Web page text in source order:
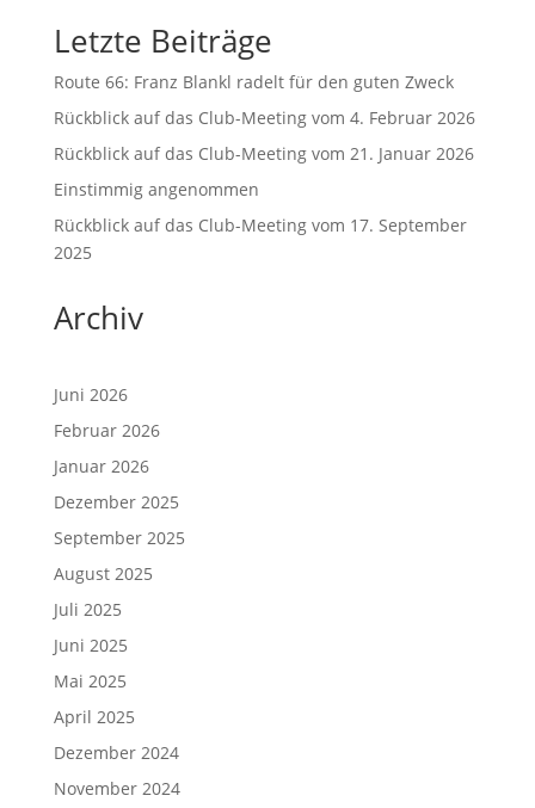
Letzte Beiträge
Route 66: Franz Blankl radelt für den guten Zweck
Rückblick auf das Club-Meeting vom 4. Februar 2026
Rückblick auf das Club-Meeting vom 21. Januar 2026
Einstimmig angenommen
Rückblick auf das Club-Meeting vom 17. September
2025
Archiv
Juni 2026
Februar 2026
Januar 2026
Dezember 2025
September 2025
August 2025
Juli 2025
Juni 2025
Mai 2025
April 2025
Dezember 2024
November 2024